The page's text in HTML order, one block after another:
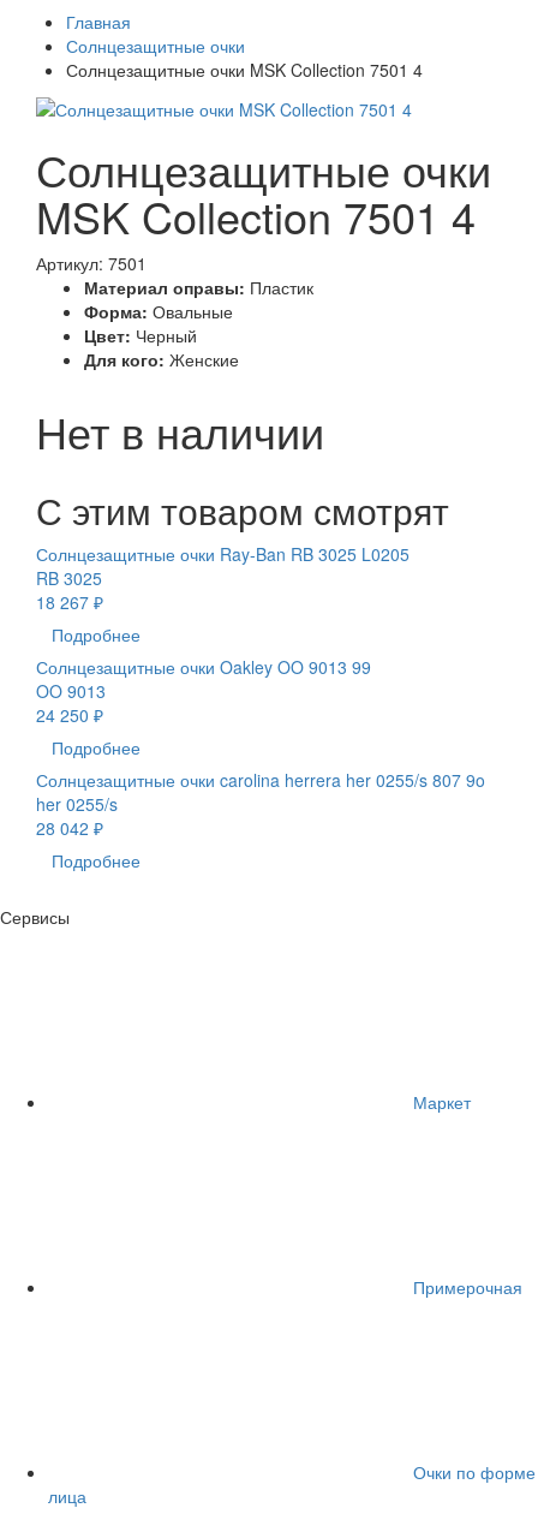
Главная
Солнцезащитные очки
Солнцезащитные очки MSK Collection 7501 4
Солнцезащитные очки
MSK Collection 7501 4
Артикул: 7501
Материал оправы: Пластик
Форма: Овальные
Цвет: Черный
Для кого: Женские
Нет в наличии
С этим товаром смотрят
Солнцезащитные очки Ray-Ban RB 3025 L0205
RB 3025
18 267 ₽
Подробнее
Солнцезащитные очки Oakley OO 9013 99
OO 9013
24 250 ₽
Подробнее
Солнцезащитные очки carolina herrera her 0255/s 807 9o
her 0255/s
28 042 ₽
Подробнее
Сервисы
Маркет
Примерочная
Очки по форме
лица